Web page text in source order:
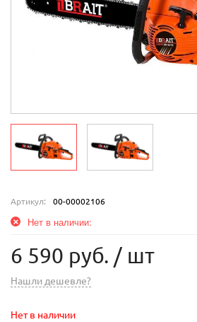
Артикул: 00-00002106
Нет в наличии:
6 590 руб. / шт
Нашли дешевле?
Нет в наличии